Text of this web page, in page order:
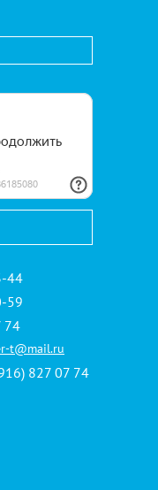
а) сполитикой
на обработку
44
59
74
t@mail.ru
827 07 74